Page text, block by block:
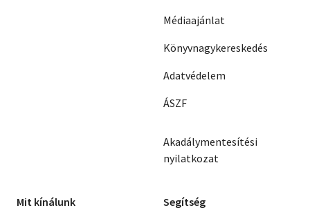
Médiaajánlat
Könyvnagykereskedés
Adatvédelem
ÁSZF
Akadálymentesítési
nyilatkozat
Mit kínálunk Segítség